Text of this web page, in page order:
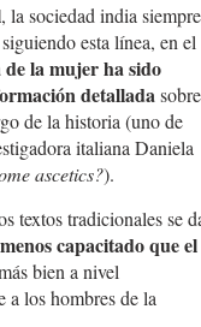
, la sociedad india siempre
esta línea, en el
la mujer ha sido
detalladasobre
de la historia (uno de
italiana Daniela
ascetics?).
textos tradicionales se
capacitado que el
bien a nivel
a los hombres de la